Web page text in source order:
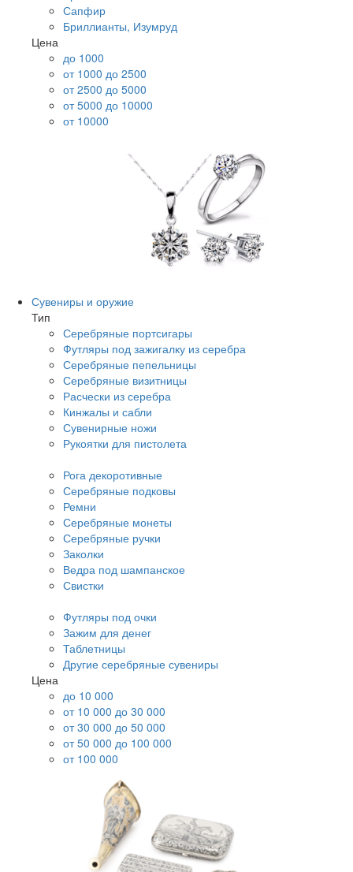
Сапфир
Бриллианты, Изумруд
Цена
до 1000
от 1000 до 2500
от 2500 до 5000
от 5000 до 10000
от 10000
Сувениры и оружие
Тип
Серебряные портсигары
Футляры под зажигалку из серебра
Серебряные пепельницы
Серебряные визитницы
Расчески из серебра
Кинжалы и сабли
Сувенирные ножи
Рукоятки для пистолета
Рога декоротивные
Серебряные подковы
Ремни
Серебряные монеты
Серебряные ручки
Заколки
Ведра под шампанское
Свистки
Футляры под очки
Зажим для денег
Таблетницы
Другие серебряные сувениры
Цена
до 10 000
от 10 000 до 30 000
от 30 000 до 50 000
от 50 000 до 100 000
от 100 000